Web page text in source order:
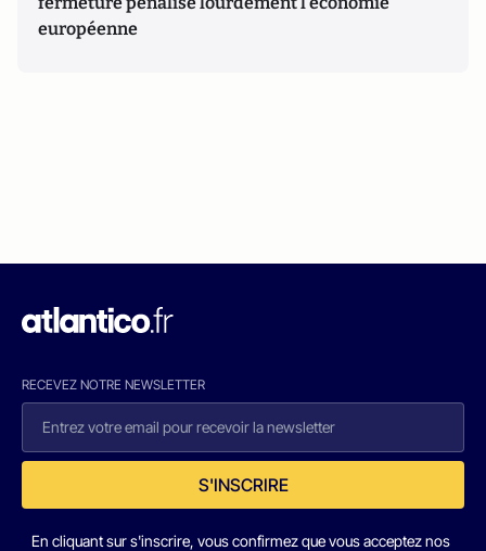
européenne
RECEVEZ NOTRE NEWSLETTER
S'INSCRIRE
En cliquant sur s'inscrire, vous confirmez que vous acceptez nos